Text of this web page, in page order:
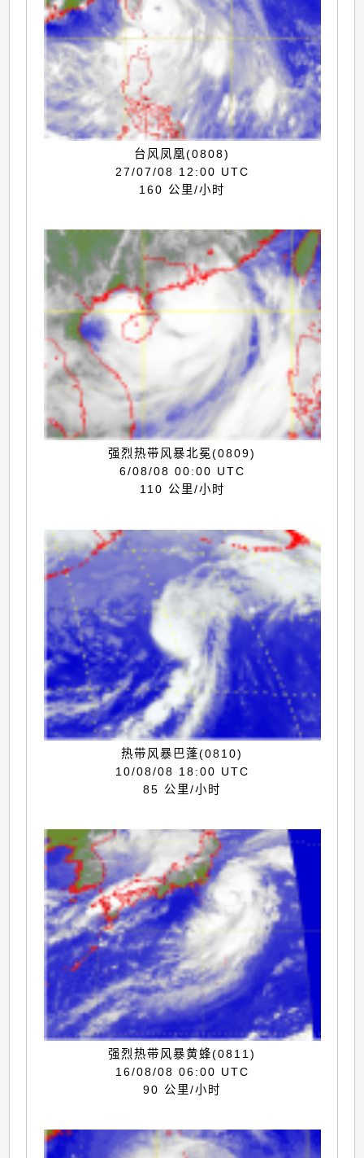
台风凤凰(0808)
27/07/08 12:00 UTC
160 公里/小时
强烈热带风暴北冕(0809)
6/08/08 00:00 UTC
110 公里/小时
热带风暴巴蓬(0810)
10/08/08 18:00 UTC
85 公里/小时
强烈热带风暴黄蜂(0811)
16/08/08 06:00 UTC
90 公里/小时